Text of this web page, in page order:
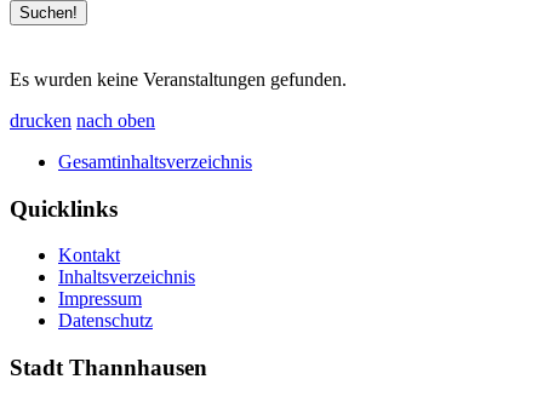
Es wurden keine Veranstaltungen gefunden.
drucken nach oben
Gesamtinhaltsverzeichnis
Quicklinks
Kontakt
Inhaltsverzeichnis
Impressum
Datenschutz
Stadt Thannhausen